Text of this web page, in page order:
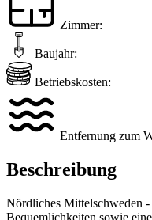
Zimmer:
Baujahr:
Betriebskosten:
Entfernung zum
Beschreibung
Nördliches Mittelschweden
Bequemlichkeiten sowie